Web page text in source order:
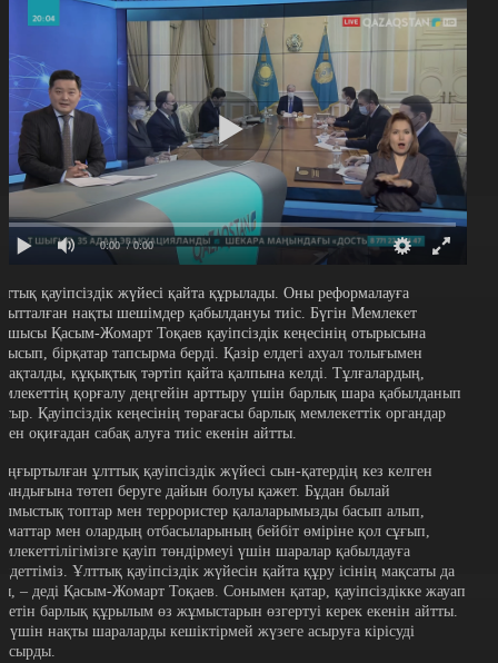
0:00 / 0:00
қауіпсіздік жүйесі қайта құрылады. Оны реформалауға
нақты шешімдер қабылдануы тиіс. Бүгін Мемлекет
Қасым-Жомарт Тоқаев қауіпсіздік кеңесінің отырысына
бірқатар тапсырма берді. Қазір елдегі ахуал толығымен
құқықтық тәртіп қайта қалпына келді. Тұлғалардың,
қорғалу деңгейін арттыру үшін барлық шара қабылданып
Қауіпсіздік кеңесінің төрағасы барлық мемлекеттік органдар
оқиғадан сабақ алуға тиіс екенін айтты.
ұлттық қауіпсіздік жүйесі сын-қатердің кез келген
төтеп беруге дайын болуы қажет. Бұдан былай
топтар мен террористер қалаларымызды басып алып,
мен олардың отбасыларының бейбіт өміріне қол сұғып,
қауіп төндірмеуі үшін шаралар қабылдауға
Ұлттық қауіпсіздік жүйесін қайта құру ісінің мақсаты да
– деді Қасым-Жомарт Тоқаев. Сонымен қатар, қауіпсіздікке жауап
барлық құрылым өз жұмыстарын өзгертуі керек екенін айтты.
үшін нақты шараларды кешіктірмей жүзеге асыруға кірісуді